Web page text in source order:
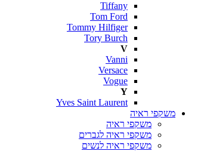
Tiffany
Tom Ford
Tommy Hilfiger
Tory Burch
V
Vanni
Versace
Vogue
Y
Yves Saint Laurent
משקפי ראיה
משקפי ראיה
משקפי ראיה לגברים
משקפי ראיה לנשים